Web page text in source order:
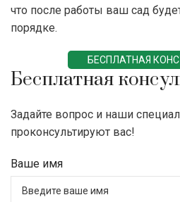
что после работы ваш сад
порядке.
БЕСПЛАТНАЯ
Бесплатная
Задайте вопрос и наши
проконсультируют вас!
Ваше имя